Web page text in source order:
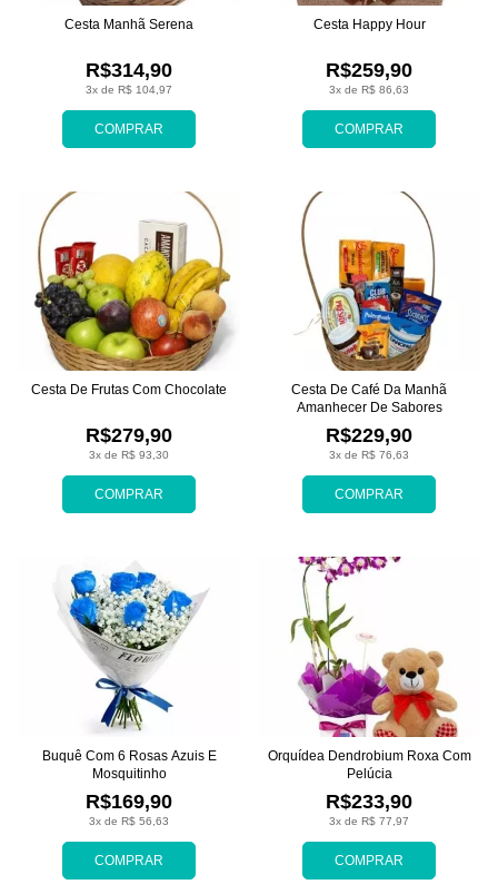
COMPRAR
3x de R$ 104,97
R$314,90
Cesta Manhã Serena
COMPRAR
3x de R$ 86,63
R$259,90
Cesta Happy Hour
COMPRAR
3x de R$ 93,30
R$279,90
Cesta De Frutas Com Chocolate
COMPRAR
3x de R$ 76,63
R$229,90
Cesta De Café Da Manhã
Amanhecer De Sabores
COMPRAR
3x de R$ 56,63
R$169,90
Buquê Com 6 Rosas Azuis E
Mosquitinho
COMPRAR
3x de R$ 77,97
R$233,90
Orquídea Dendrobium Roxa Com
Pelúcia